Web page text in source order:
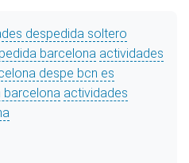
despedida soltero
barcelona actividades
despe bcn es
barcelona actividades